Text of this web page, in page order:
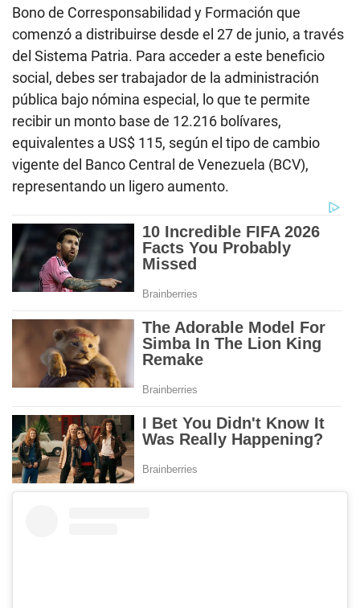
Bono de Corresponsabilidad y Formación que
comenzó a distribuirse desde el 27 de junio, a través
del Sistema Patria. Para acceder a este beneficio
social, debes ser trabajador de la administración
pública bajo nómina especial, lo que te permite
recibir un monto base de 12.216 bolívares,
equivalentes a US$ 115, según el tipo de cambio
vigente del Banco Central de Venezuela (BCV),
representando un ligero aumento.